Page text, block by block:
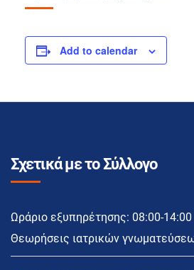
Add to calendar
Σχετικά με το Σύλλογο
Ωράριο εξυπηρέτησης: 08:00-14:00
Θεωρήσεις ιατρικών